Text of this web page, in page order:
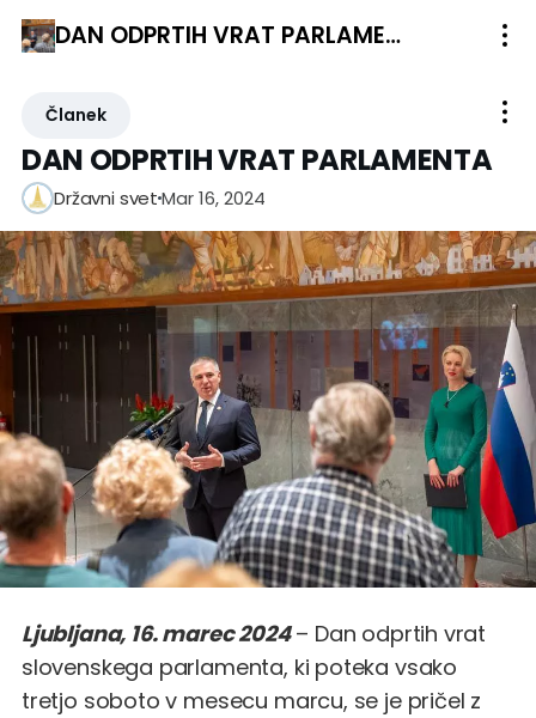
DAN ODPRTIH VRAT PARLAMENTA
Članek
DAN ODPRTIH VRAT PARLAMENTA
Državni svetMar 16, 2024
Ljubljana, 16. marec 2024– Dan odprtih vrat
slovenskega parlamenta, ki poteka vsako
tretjo soboto v mesecu marcu, se je pričel z